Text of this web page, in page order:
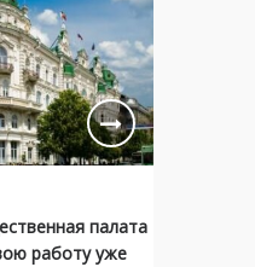
палата
работу уже